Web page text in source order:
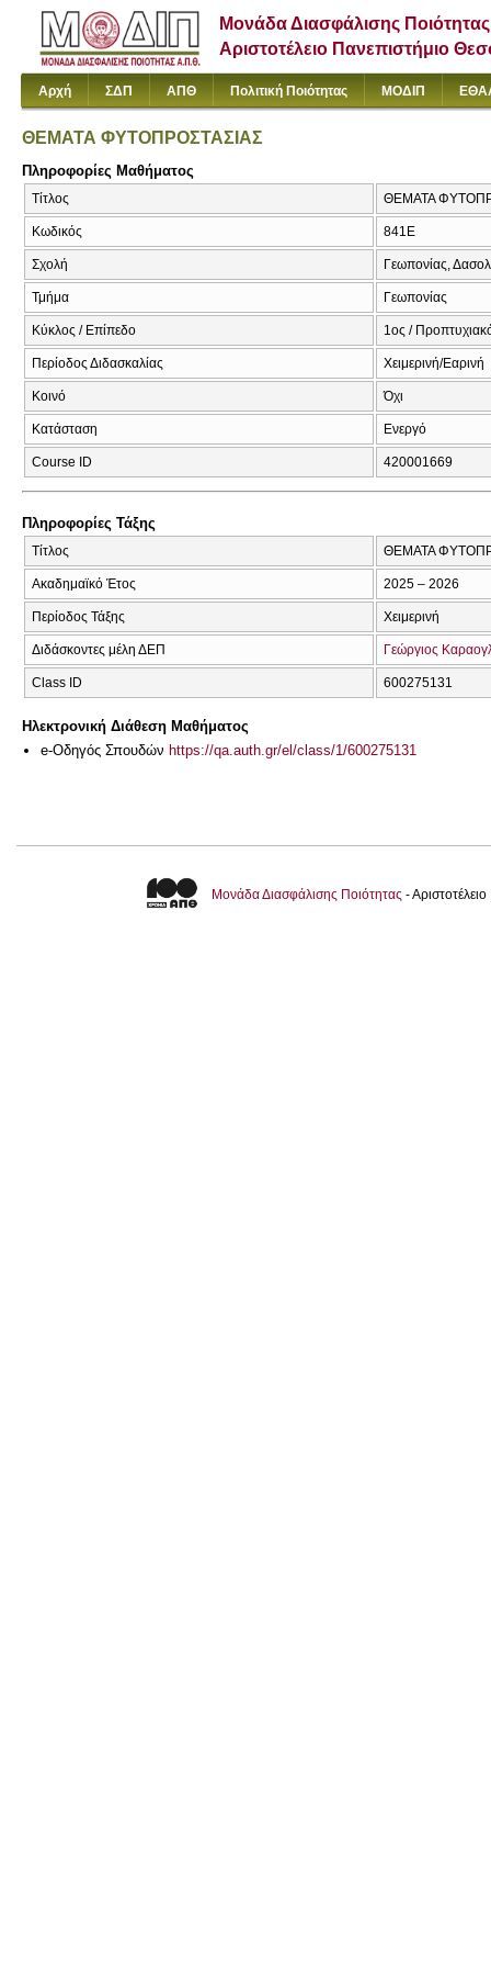
Μονάδα Διασφάλισης Ποιότητας
Αριστοτέλειο Πανεπιστήμιο
Αρχή ΣΔΠ ΑΠΘ Πολιτική Ποιότητας ΜΟΔΙΠ
ΘΕΜΑΤΑ ΦΥΤΟΠΡΟΣΤΑΣΙΑΣ
Πληροφορίες Μαθήματος
Τίτλος ΘΕΜΑΤΑ
Κωδικός 841Ε
Σχολή Γεωπονίας,
Τμήμα Γεωπονίας
Κύκλος / Επίπεδο 1ος /
Περίοδος Διδασκαλίας Χειμερινή/Εαρινή
Κοινό Όχι
Κατάσταση Ενεργό
Course ID 420001669
Πληροφορίες Τάξης
Τίτλος ΘΕΜΑΤΑ
Ακαδημαϊκό Έτος 2025 – 2026
Περίοδος Τάξης Χειμερινή
Διδάσκοντες μέλη ΔΕΠ Γεώργιος
Class ID 600275131
Ηλεκτρονική Διάθεση Μαθήματος
e-Οδηγός Σπουδών https://qa.auth.gr/el/class/1/600275131
Μονάδα Διασφάλισης Ποιότητας -